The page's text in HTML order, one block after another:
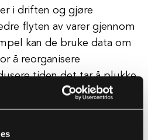
i driften og gjøre
flyten av varer gjennom
kan de bruke data om
å reorganisere
tiden det tar å plukke